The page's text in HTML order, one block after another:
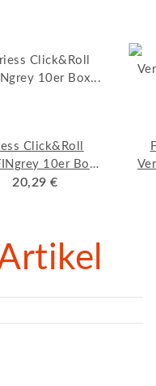
Click&Roll
10er Box
10 cm
20,29 €